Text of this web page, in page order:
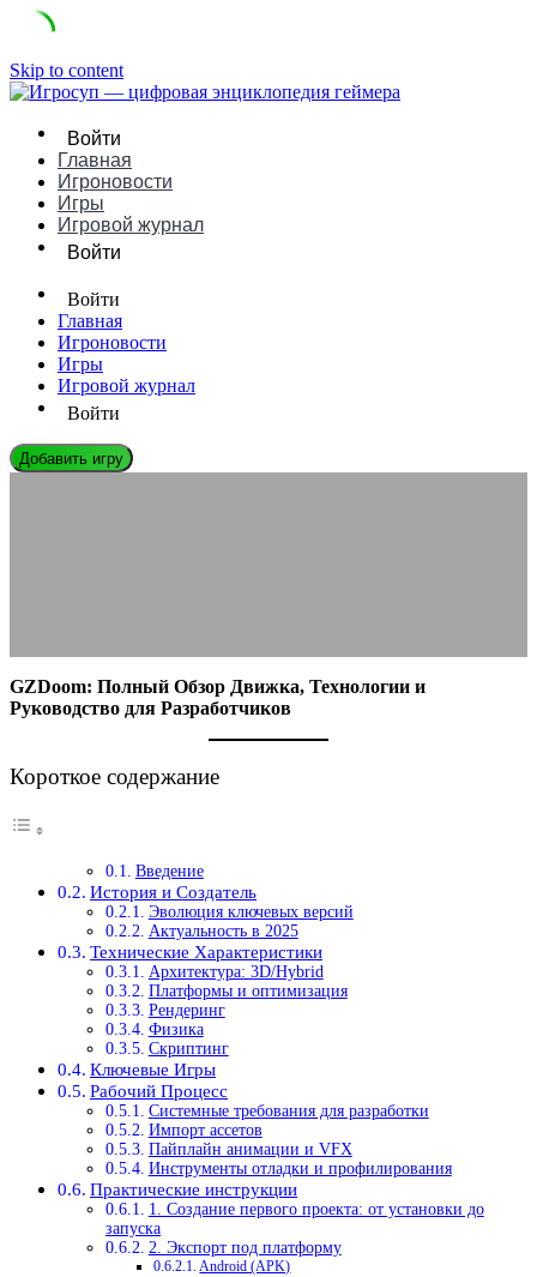
Skip to content
Войти
Главная
Игроновости
Игры
Игровой журнал
Войти
Войти
Главная
Игроновости
Игры
Игровой журнал
Войти
Добавить игру
GZDoom: Полный Обзор Движка, Технологии и
Руководство для Разработчиков
Короткое содержание
Введение
История и Создатель
Эволюция ключевых версий
Актуальность в 2025
Технические Характеристики
Архитектура: 3D/Hybrid
Платформы и оптимизация
Рендеринг
Физика
Скриптинг
Ключевые Игры
Рабочий Процесс
Системные требования для разработки
Импорт ассетов
Пайплайн анимации и VFX
Инструменты отладки и профилирования
Практические инструкции
1. Создание первого проекта: от установки до
запуска
2. Экспорт под платформу
Android (APK)